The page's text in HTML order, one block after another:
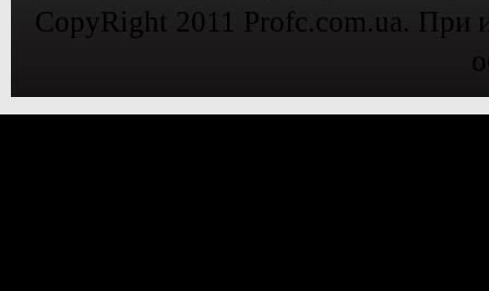
CopyRight 2011 Profc.com.ua. При